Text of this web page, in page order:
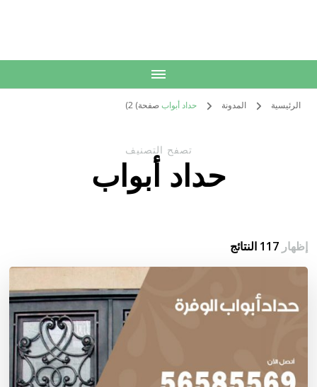
الرئيسية المدونة حداد أبوابصفحة) 2)
تصفح التصنيف
حداد أبواب
إظهار117 النتائج